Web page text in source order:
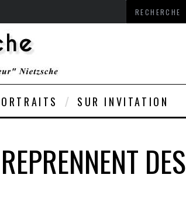
SUR INVITATION
DES